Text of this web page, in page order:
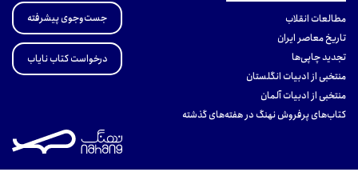
مطالعات انقلاب
تاریخ معاصر ایران
تجدید چاپی‌ها
منتخبی از ادبیات انگلستان
منتخبی از ادبیات آلمان
کتاب‌های پرفروش نهنگ در هفته‌های گذشته
جست‌وجوی پیشرفته
درخواست کتاب نایاب